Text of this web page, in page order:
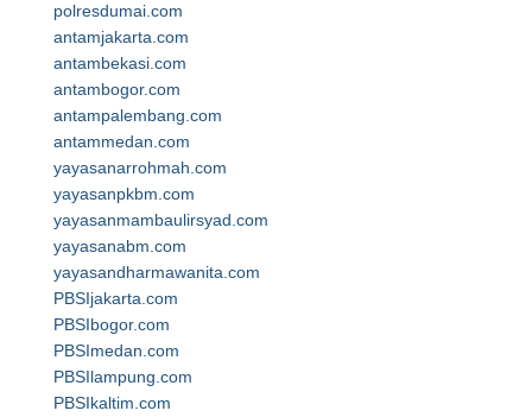
polresdumai.com
antamjakarta.com
antambekasi.com
antambogor.com
antampalembang.com
antammedan.com
yayasanarrohmah.com
yayasanpkbm.com
yayasanmambaulirsyad.com
yayasanabm.com
yayasandharmawanita.com
PBSIjakarta.com
PBSIbogor.com
PBSImedan.com
PBSIlampung.com
PBSIkaltim.com